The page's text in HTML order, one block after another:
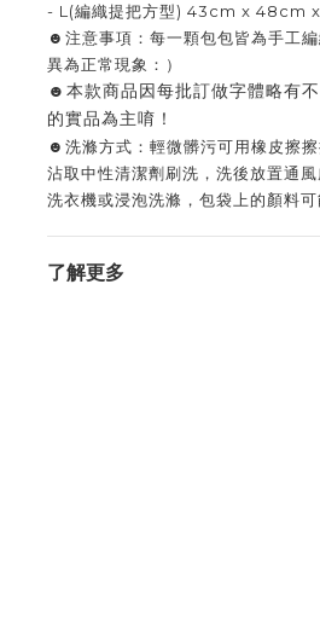
- L(編織提把方型) 43cm x 48cm
☻注意事項：每一顆包包皆為手工
異為正常現象：）
☻本款商品因每批訂做字體略有
的實品為主唷！
☻洗滌方式：輕微髒污可用橡皮擦
沾取中性清潔劑刷洗，洗後放置通
洗衣機或浸泡洗滌，包袋上的顏料可
了解更多